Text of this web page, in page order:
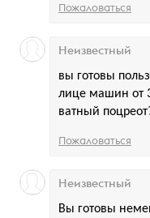
Пожаловаться
вы готовы
лице машин от
ватный
Неизвестный
Пожаловаться
Вы готовы
Неизвестный